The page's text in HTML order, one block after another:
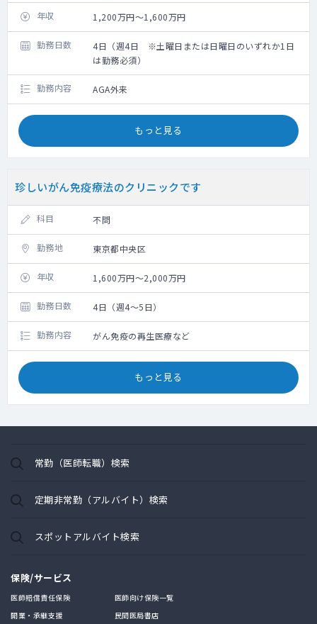
年収 1,200万円～1,600万円
勤務日数
4日（週4日 ※土曜日または日曜日のいずれか1日
は勤務必須）
勤務内容 AGA外来
もっと見る
珍しいがん免疫療法のクリニックです
科目 不問
勤務地 東京都中央区
年収 1,600万円～2,000万円
勤務日数 4日（週4～5日）
勤務内容 がん免疫の再生医療など
もっと見る
常勤（医師転職）検索
定期非常勤（アルバイト）検索
スポットアルバイト検索
保険/サービス
医師賠償責任保険
医師向け保険一覧
開業・承継支援
民間医局書店